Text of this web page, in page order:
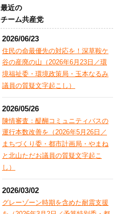
最近の
チーム共産党
2026/06/23
住民の命最優先の対応を！深草鞍ケ
谷の産廃の山（2026年6月23日／環
境福祉委・環境政策局・玉本なるみ
議員の質疑文字起こし）
2026/05/26
陳情審査：醍醐コミュニティバスの
運行本数改善を（2026年5月26日／
まちづくり委・都市計画局・やまね
と北山ただお議員の質疑文字起こ
し）
2026/03/02
グレーゾーン時期を含めた耐震支援